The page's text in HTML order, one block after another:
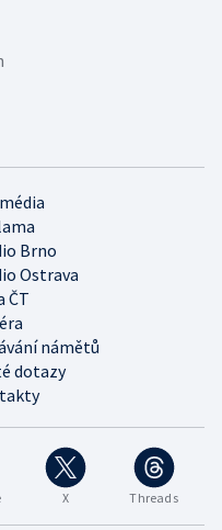
X Threads
Brno
Ostrava
ČT
námětů
dotazy